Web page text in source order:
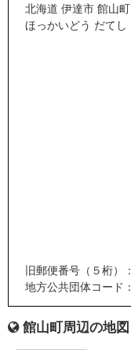
北海道 伊達市 館山町
ほっかいどう だてし
旧郵便番号（５桁）
地方公共団体コード
館山町周辺の地図